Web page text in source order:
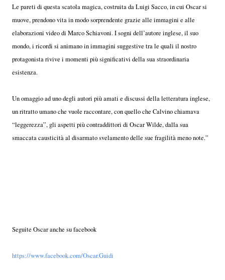
Le pareti di questa scatola magica, costruita da Luigi Sacco, in cui Oscar si
muove, prendono vita in modo sorprendente grazie alle immagini e alle
elaborazioni video di Marco Schiavoni. I sogni dell’autore inglese, il suo
mondo, i ricordi si animano in immagini suggestive tra le quali il nostro
protagonista rivive i momenti più significativi della sua straordinaria
esistenza.
Un omaggio ad uno degli autori più amati e discussi della letteratura inglese,
un ritratto umano che vuole raccontare, con quello che Calvino chiamava
“leggerezza”, gli aspetti più contraddittori di Oscar Wilde, dalla sua
smaccata causticità al disarmato svelamento delle sue fragilità meno note.”
Seguite Oscar anche su facebook
https://www.facebook.com/Oscar.Guidi